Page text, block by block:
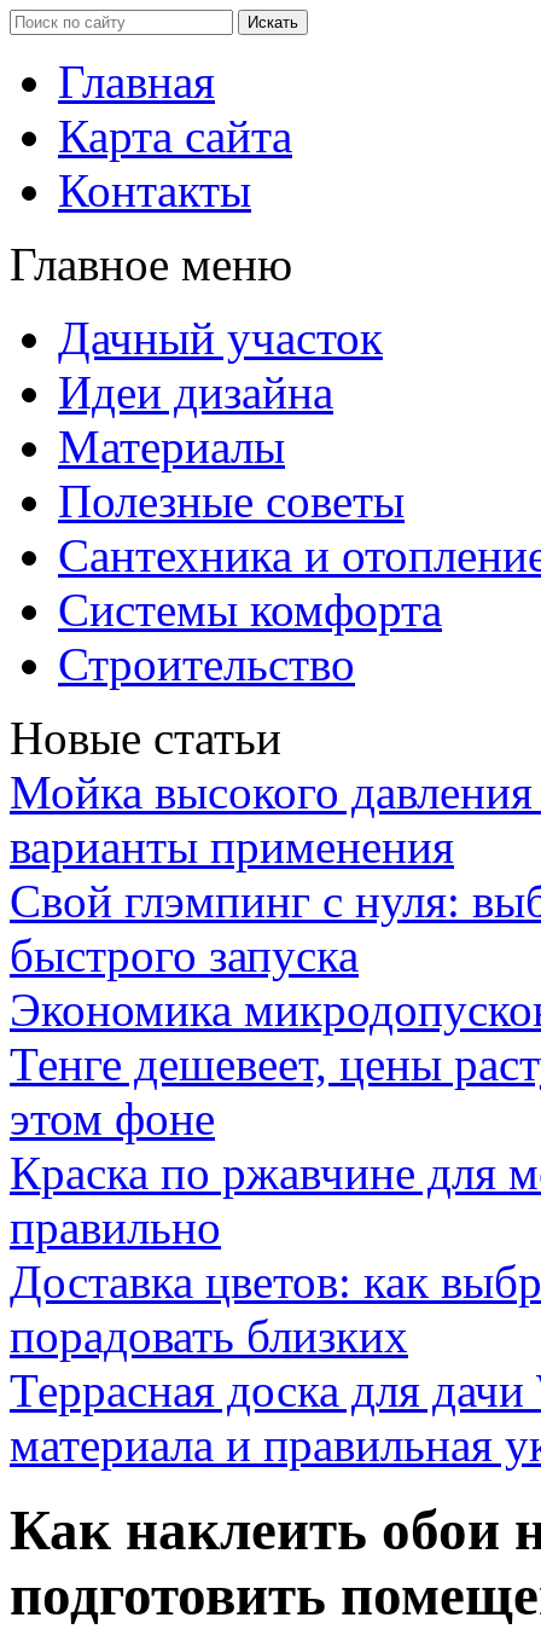
Главная
Карта сайта
Контакты
Главное меню
Дачный участок
Идеи дизайна
Материалы
Полезные советы
Сантехника и
Системы комфорта
Строительство
Новые статьи
Мойка высокого
варианты применения
Свой глэмпинг с нуля:
быстрого запуска
Экономика
Тенге дешевеет, цены
этом фоне
Краска по ржавчине для
правильно
Доставка цветов: как
порадовать близких
Террасная доска для
материала и правильная
Как наклеить обои
подготовить